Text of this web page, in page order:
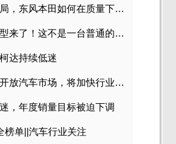
加速新能源产品布局，东风本田如何在质量下转型？
本田的首款插混车型来了！这不是一台普通的CR-V
达持续低迷
工信部明确进一步开放汽车市场，将加快行业兼并重组
，年度销量目标被迫下调
榜单||汽车行业关注